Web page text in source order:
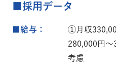
■採用データ
■給与：
①月収
280,000円
考慮